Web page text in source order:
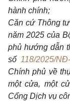
hành chính;
Căn cứ Thông
năm 2025 của
phủ hướng dẫn
số 118/2025/
Chính phủ về
một cửa, một
Cổng Dịch vụ